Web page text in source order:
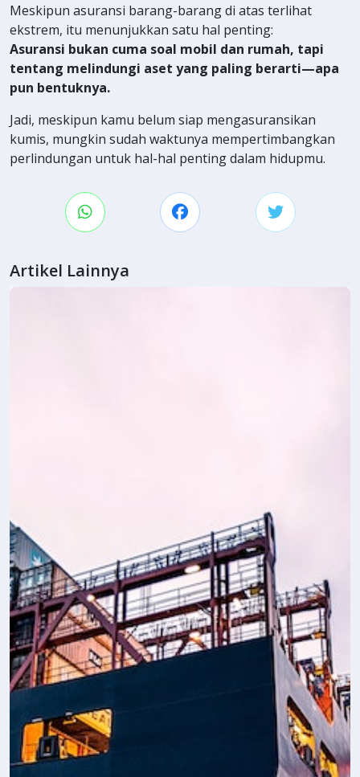
Meskipun asuransi barang-barang di atas terlihat
ekstrem, itu menunjukkan satu hal penting:
Asuransi bukan cuma soal mobil dan rumah, tapi
tentang melindungi aset yang paling berarti—apa
pun bentuknya.
Jadi, meskipun kamu belum siap mengasuransikan
kumis, mungkin sudah waktunya mempertimbangkan
perlindungan untuk hal-hal penting dalam hidupmu.
Artikel Lainnya